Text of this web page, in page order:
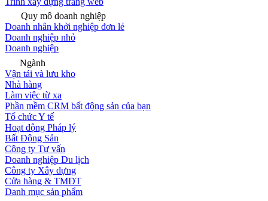
Quy mô doanh nghiệp
Doanh nhân khởi nghiệp đơn lẻ
Doanh nghiệp nhỏ
Doanh nghiệp
Ngành
Vận tải và lưu kho
Nhà hàng
Làm việc từ xa
Phần mềm CRM bất động sản của bạn
Tổ chức Y tế
Hoạt động Pháp lý
Bất Động Sản
Công ty Tư vấn
Doanh nghiệp Du lịch
Công ty Xây dựng
Cửa hàng & TMĐT
Danh mục sản phẩm